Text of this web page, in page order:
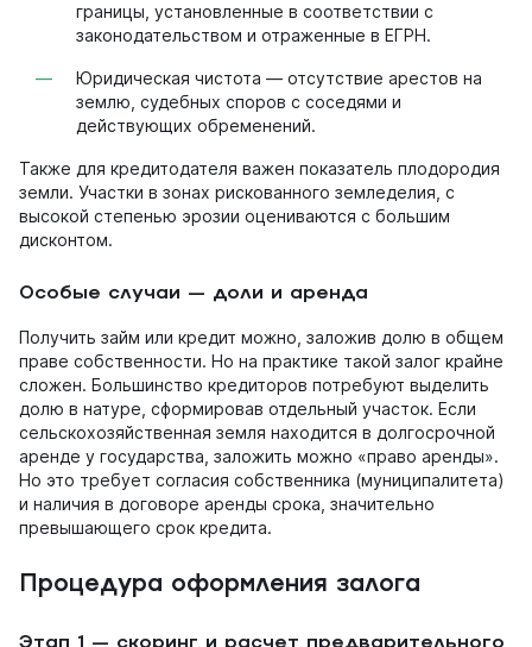
границы, установленные в соответствии с
законодательством и отраженные в ЕГРН.
Юридическая чистота — отсутствие арестов на
землю, судебных споров с соседями и
действующих обременений.
Также для кредитодателя важен показатель плодородия
земли. Участки в зонах рискованного земледелия, с
высокой степенью эрозии оцениваются с большим
дисконтом.
Особые случаи — доли и аренда
Получить займ или кредит можно, заложив долю в общем
праве собственности. Но на практике такой залог крайне
сложен. Большинство кредиторов потребуют выделить
долю в натуре, сформировав отдельный участок. Если
сельскохозяйственная земля находится в долгосрочной
аренде у государства, заложить можно «право аренды».
Но это требует согласия собственника (муниципалитета)
и наличия в договоре аренды срока, значительно
превышающего срок кредита.
Процедура оформления залога